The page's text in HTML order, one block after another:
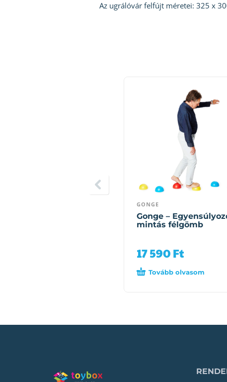
Az ugrálóvár felfújt méretei: 325 x
GONGE
Gonge –
mintás félgömb
17 590Ft
Tovább olvasom